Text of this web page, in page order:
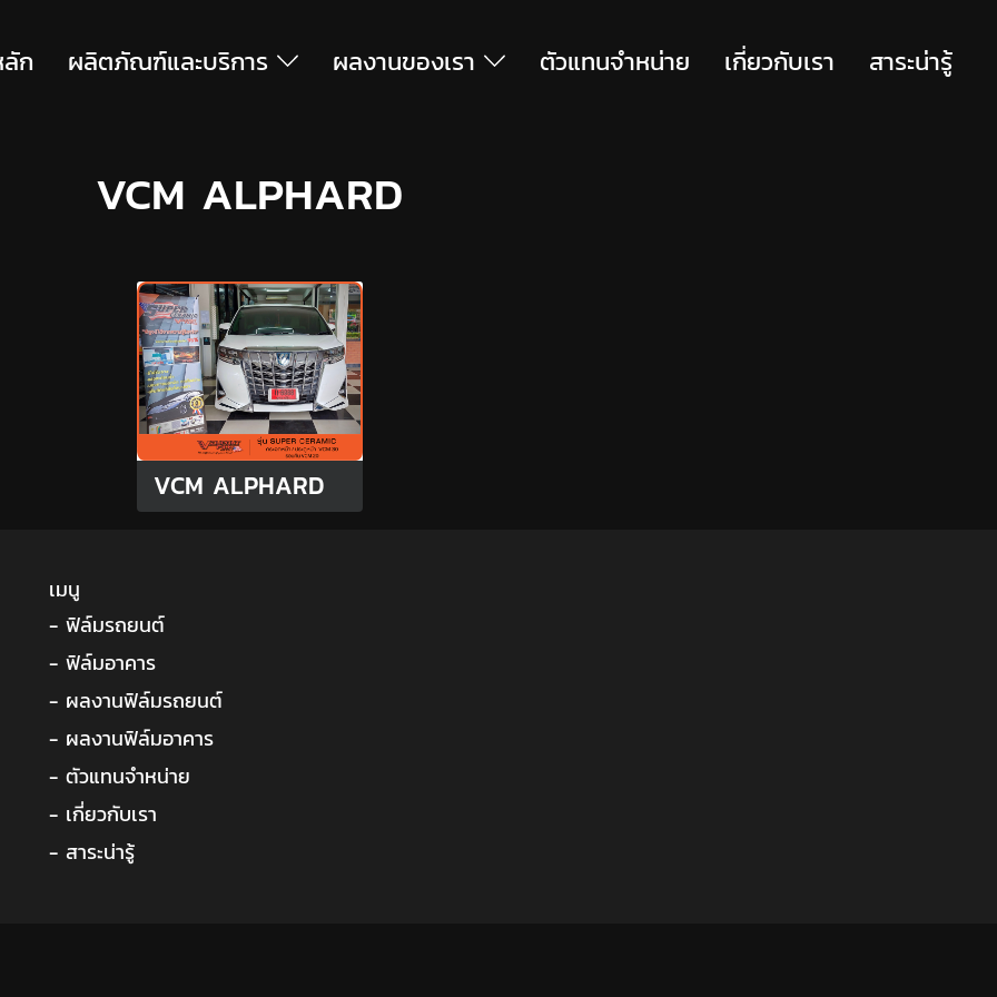
ก ผลิตภัณฑ์และบริการ ผลงานของเรา ตัวแทนจำหน่าย เกี่ยวกับเรา สาระน่ารู้
VCM ALPHARD
VCM ALPHARD
เมนู
- ฟิล์มรถยนต์
- ฟิล์มอาคาร
- ผลงานฟิล์มรถยนต์
- ผลงานฟิล์มอาคาร
- ตัวแทนจำหน่าย
- เกี่ยวกับเรา
- สาระน่ารู้